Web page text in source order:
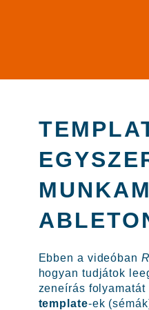
Ebben a videóban
hogyan tudjátok
zeneírás
template-ek